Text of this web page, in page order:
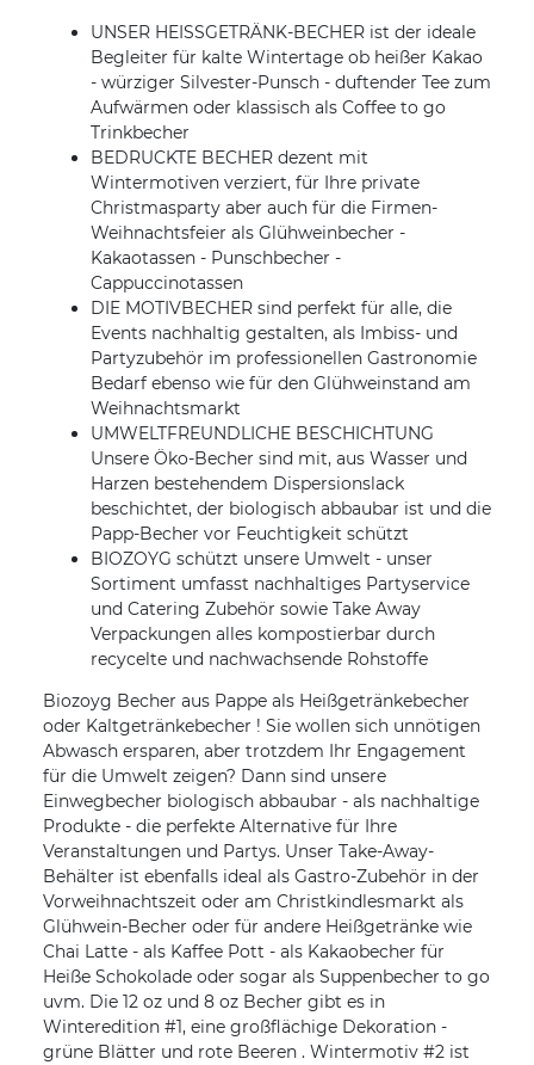
UNSER HEISSGETRÄNK-BECHER ist der ideale
Begleiter für kalte Wintertage ob heißer Kakao
- würziger Silvester-Punsch - duftender Tee zum
Aufwärmen oder klassisch als Coffee to go
Trinkbecher
BEDRUCKTE BECHER dezent mit
Wintermotiven verziert, für Ihre private
Christmasparty aber auch für die Firmen-
Weihnachtsfeier als Glühweinbecher -
Kakaotassen - Punschbecher -
Cappuccinotassen
DIE MOTIVBECHER sind perfekt für alle, die
Events nachhaltig gestalten, als Imbiss- und
Partyzubehör im professionellen Gastronomie
Bedarf ebenso wie für den Glühweinstand am
Weihnachtsmarkt
UMWELTFREUNDLICHE BESCHICHTUNG
Unsere Öko-Becher sind mit, aus Wasser und
Harzen bestehendem Dispersionslack
beschichtet, der biologisch abbaubar ist und die
Papp-Becher vor Feuchtigkeit schützt
BIOZOYG schützt unsere Umwelt - unser
Sortiment umfasst nachhaltiges Partyservice
und Catering Zubehör sowie Take Away
Verpackungen alles kompostierbar durch
recycelte und nachwachsende Rohstoffe
Biozoyg Becher aus Pappe als Heißgetränkebecher
oder Kaltgetränkebecher ! Sie wollen sich unnötigen
Abwasch ersparen, aber trotzdem Ihr Engagement
für die Umwelt zeigen? Dann sind unsere
Einwegbecher biologisch abbaubar - als nachhaltige
Produkte - die perfekte Alternative für Ihre
Veranstaltungen und Partys. Unser Take-Away-
Behälter ist ebenfalls ideal als Gastro-Zubehör in der
Vorweihnachtszeit oder am Christkindlesmarkt als
Glühwein-Becher oder für andere Heißgetränke wie
Chai Latte - als Kaffee Pott - als Kakaobecher für
Heiße Schokolade oder sogar als Suppenbecher to go
uvm. Die 12 oz und 8 oz Becher gibt es in
Winteredition #1, eine großflächige Dekoration -
grüne Blätter und rote Beeren . Wintermotiv #2 ist